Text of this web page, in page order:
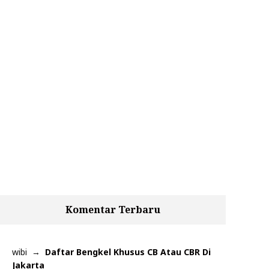
Komentar Terbaru
wibi
Daftar Bengkel Khusus CB Atau CBR Di
Jakarta